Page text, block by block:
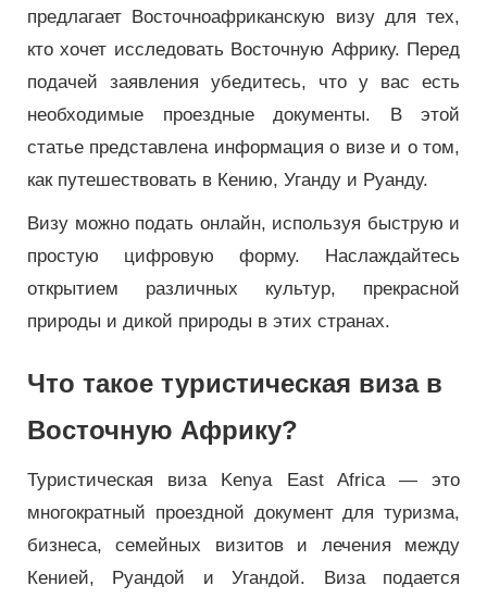
предлагает Восточноафриканскую визу для тех,
кто хочет исследовать Восточную Африку. Перед
подачей заявления убедитесь, что у вас есть
необходимые проездные документы. В этой
статье представлена ​​информация о визе и о том,
как путешествовать в Кению, Уганду и Руанду.
Визу можно подать онлайн, используя быструю и
простую цифровую форму. Наслаждайтесь
открытием различных культур, прекрасной
природы и дикой природы в этих странах.
Что такое туристическая виза в
Восточную Африку?
Туристическая виза Kenya East Africa — это
многократный проездной документ для туризма,
бизнеса, семейных визитов и лечения между
Кенией, Руандой и Угандой. Виза подается